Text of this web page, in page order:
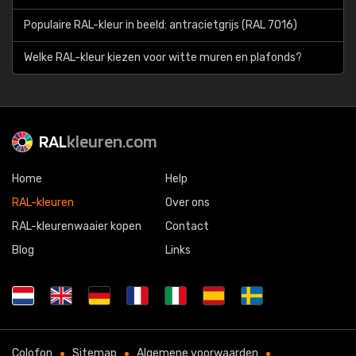
Populaire RAL-kleur in beeld: antracietgrijs (RAL 7016)
Welke RAL-kleur kiezen voor witte muren en plafonds?
RALkleuren.com
Home
RAL-kleuren
RAL-kleurenwaaier kopen
Blog
Help
Over ons
Contact
Links
Colofon Sitemap Algemene voorwaarden